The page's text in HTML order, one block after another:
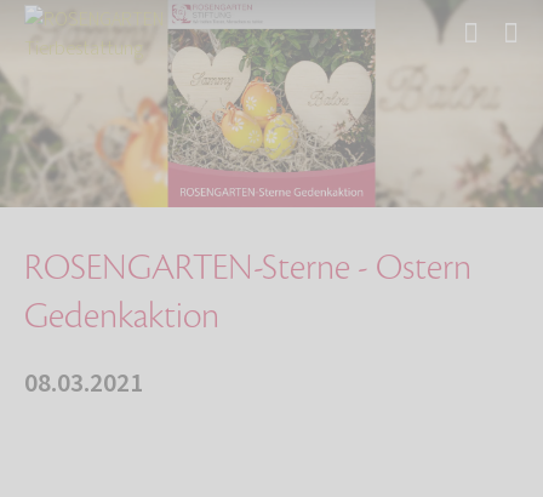
Aktuelles
ROSENGARTEN-Sterne - Ostern Gedenkaktion
ROSENGARTEN-Sterne - Ostern
Gedenkaktion
08.03.2021